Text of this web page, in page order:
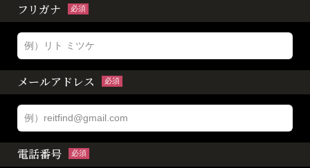
フリガナ 必須
メールアドレス 必須
電話番号 必須